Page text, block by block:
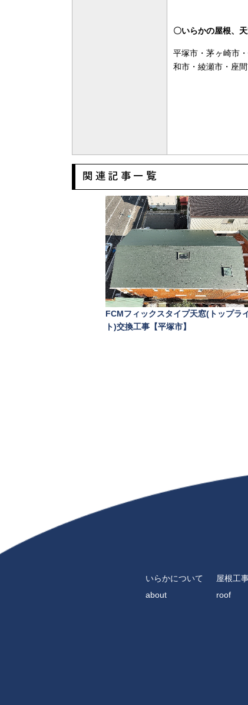
〇いらかの屋根、
平塚市・茅ヶ崎市
和市・綾瀬市・座
関連記事一覧
FCMフィックスタイプ天窓(トップラ
ト)交換工事【平塚市】
いらかについて
about
屋根工
roof